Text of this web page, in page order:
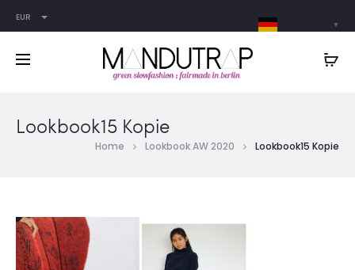
EUR
Lookbook15 Kopie
Home Lookbook AW 2020 Lookbook15 Kopie
▼